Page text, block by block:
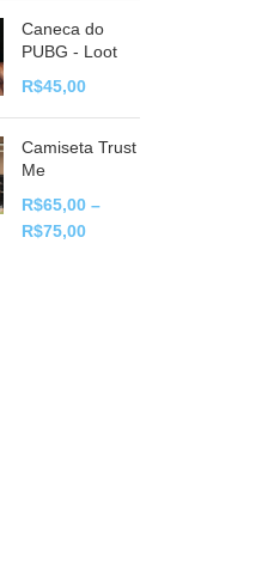
Caneca do
PUBG - Loot
R$45,00
Camiseta Trust
Me
R$65,00 –
R$75,00